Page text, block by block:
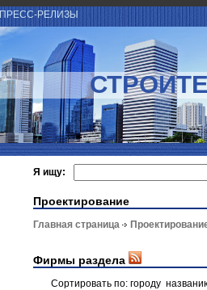
ПРЕСС-РЕЛИЗЫ
Я ищу:
Проектирование
Главная страница
Фирмы раздела
Сортировать по: городу